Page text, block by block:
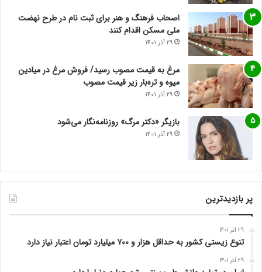
اصحاب فرهنگ و هنر برای ثبت نام در طرح نهضت
ملی مسکن اقدام کنند
29 آذر 1401
مرغ به قیمت مصوب رسید/ فروش مرغ در میادین
میوه و تره‌بار زیر قیمت مصوب
29 آذر 1401
بازیگر «دکتر مرگ» روزنامه‌نگار می‌شود
29 آذر 1401
پر بازدیدترین
29 آذر 1401
تنوع زیستی کشور به حداقل هزار و ۷۰۰ میلیارد تومان اعتبار نیاز دارد
29 آذر 1401